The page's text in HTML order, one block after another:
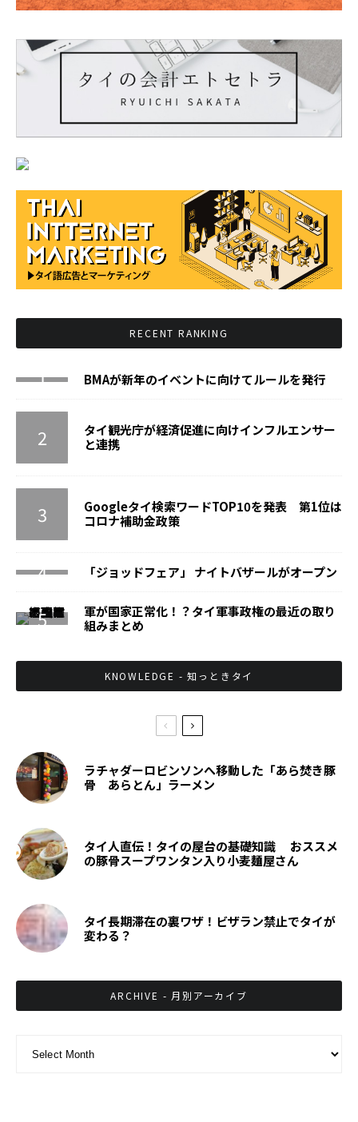
RECENT RANKING
BMAが新年のイベントに向けてルールを発行
タイ観光庁が経済促進に向けインフルエンサー
と連携
Googleタイ検索ワードTOP10を発表 第1位は
コロナ補助金政策
「ジョッドフェア」 ナイトバザールがオープン
軍が国家正常化！？タイ軍事政権の最近の取り
組みまとめ
KNOWLEDGE - 知っときタイ
ラチャダーロビンソンへ移動した「あら焚き豚
骨 あらとん」ラーメン
タイ人直伝！タイの屋台の基礎知識 おススメ
の豚骨スープワンタン入り小麦麺屋さん
タイ長期滞在の裏ワザ！ビザラン禁止でタイが
変わる？
ARCHIVE - 月別アーカイブ